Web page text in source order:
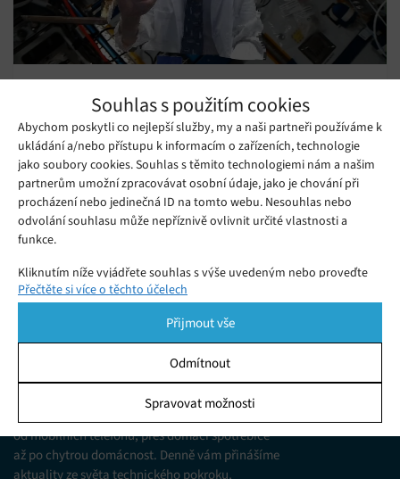
Souhlas s použitím cookies
Abychom poskytli co nejlepší služby, my a naši partneři používáme k
ukládání a/nebo přístupu k informacím o zařízeních, technologie
jako soubory cookies. Souhlas s těmito technologiemi nám a našim
partnerům umožní zpracovávat osobní údaje, jako je chování při
procházení nebo jedinečná ID na tomto webu. Nesouhlas nebo
odvolání souhlasu může nepříznivě ovlivnit určité vlastnosti a
funkce.
Kliknutím níže vyjádřete souhlas s výše uvedeným nebo proveďte
podrobnější rozhodnutí. Vaše volby budou použity pouze na tomto
pomocí přepínačů v Zásadách cookies nebo kliknutím na tlačítko
Spravovat souhlas ve spodní části obrazovky.
Ukládání a/nebo přístup k informacím v zařízení, Porozumění
publiku prostřednictvím statistik nebo kombinací údajů z
různých zdrojů.
Přečtěte si více o těchto účelech
Přijmout vše
Odmítnout
Spravovat možnosti
Čtvrtek 21. 04. 2022 Redakce
Americký úřad pro letectví a vesmír (NASA) uvedl, že byl na
Mezinárodní vesmírnou stanici (ISS) „holoportován“ tým
zdravotnického personálu.
Jsme web zajímající se o technologické novinky
od mobilních telefonů, přes domácí spotřebiče
až po chytrou domácnost. Denně vám přinášíme
aktuality ze světa technického pokroku,